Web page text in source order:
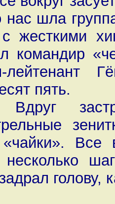
шла
с жесткими
командир
пять.
Все
несколько
голову,